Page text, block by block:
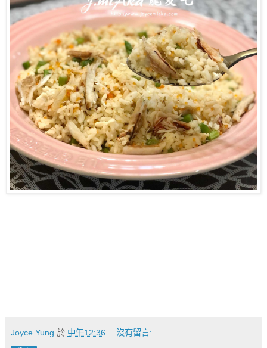
Joyce Yung 於 中午12:36 沒有留言: